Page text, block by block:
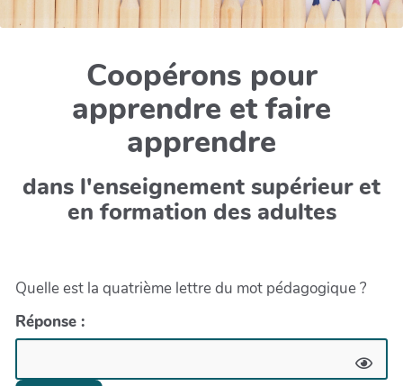
Coopérons pour
apprendre et faire
apprendre
dans l'enseignement supérieur et
en formation des adultes
Quelle est la quatrième lettre du mot pédagogique ?
Réponse :